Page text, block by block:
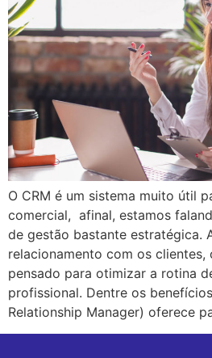
O CRM é um sistema muito útil
comercial, afinal, estamos
de gestão bastante estratégica.
relacionamento com os
pensado para otimizar a rotina
profissional. Dentre os
Relationship Manager) oferece